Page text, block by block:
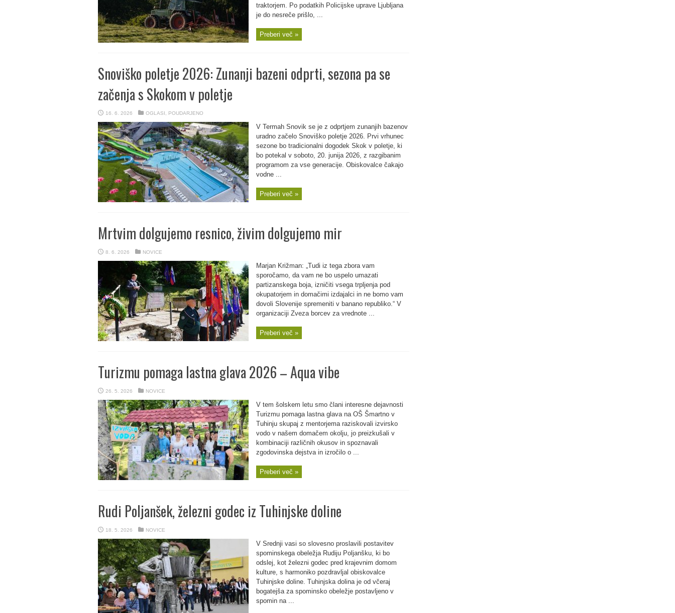
traktorjem. Po podatkih Policijske uprave Ljubljana
je do nesreče prišlo, ...
Preberi več »
Snoviško poletje 2026: Zunanji bazeni odprti, sezona pa se
začenja s Skokom v poletje
16. 6. 2026 OGLASI POUDARJENO
V Termah Snovik se je z odprtjem zunanjih bazenov
uradno začelo Snoviško poletje 2026. Prvi vrhunec
sezone bo tradicionalni dogodek Skok v poletje, ki
bo potekal v soboto, 20. junija 2026, z razgibanim
programom za vse generacije. Obiskovalce čakajo
vodne ...
Preberi več »
Mrtvim dolgujemo resnico, živim dolgujemo mir
8. 6. 2026 NOVICE
Marjan Križman: „Tudi iz tega zbora vam
sporočamo, da vam ne bo uspelo umazati
partizanskega boja, izničiti vsega trpljenja pod
okupatorjem in domačimi izdajalci in ne bomo vam
dovoli Slovenije spremeniti v banano republiko.“ V
organizaciji Zveza borcev za vrednote ...
Preberi več »
Turizmu pomaga lastna glava 2026 – Aqua vibe
26. 5. 2026 NOVICE
V tem šolskem letu smo člani interesne dejavnosti
Turizmu pomaga lastna glava na OŠ Šmartno v
Tuhinju skupaj z mentorjema raziskovali izvirsko
vodo v našem domačem okolju, jo preizkušali v
kombinaciji različnih okusov in spoznavali
zgodovinska dejstva in izročilo o ...
Preberi več »
Rudi Poljanšek, železni godec iz Tuhinjske doline
18. 5. 2026 NOVICE
V Srednji vasi so slovesno proslavili postavitev
spominskega obeležja Rudiju Poljanšku, ki bo
odslej, kot železni godec pred krajevnim domom
kulture, s harmoniko pozdravljal obiskovalce
Tuhinjske doline. Tuhinjska dolina je od včeraj
bogatejša za spominsko obeležje postavljeno v
spomin na ...